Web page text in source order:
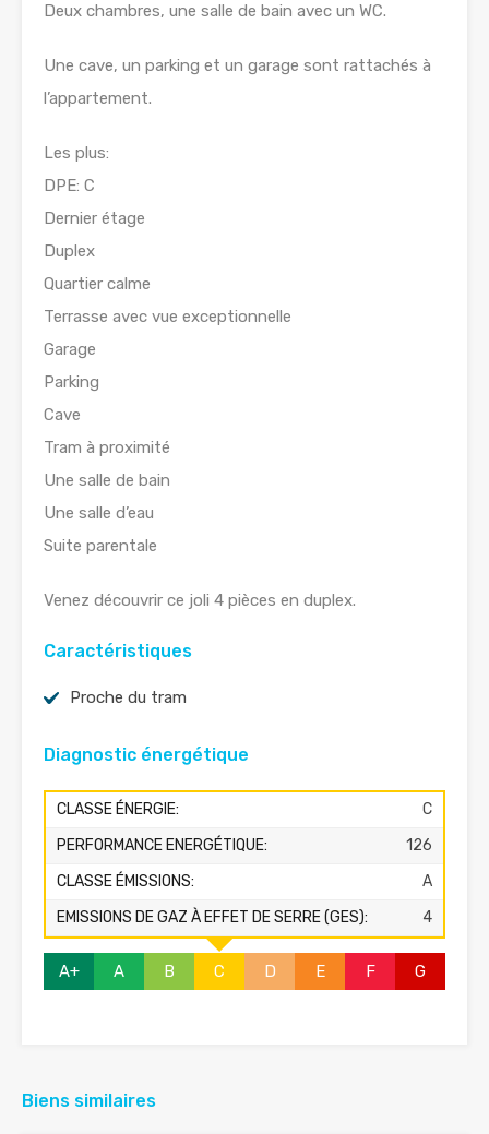
Deux chambres, une salle de bain avec un WC.
Une cave, un parking et un garage sont rattachés à
l’appartement.
Les plus:
DPE: C
Dernier étage
Duplex
Quartier calme
Terrasse avec vue exceptionnelle
Garage
Parking
Cave
Tram à proximité
Une salle de bain
Une salle d’eau
Suite parentale
Venez découvrir ce joli 4 pièces en duplex.
Caractéristiques
Proche du tram
Diagnostic énergétique
CLASSE ÉNERGIE:
C
PERFORMANCE ENERGÉTIQUE:
126
CLASSE ÉMISSIONS:
A
EMISSIONS DE GAZ À EFFET DE SERRE (GES):
4
A+ A B C D E F G
Biens similaires